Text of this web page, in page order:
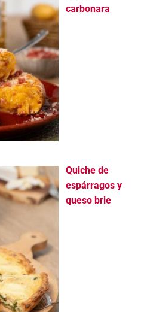
carbonara
Quiche de
espárragos y
queso brie